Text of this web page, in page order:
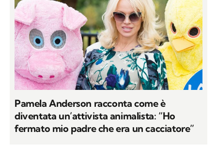
Pamela Anderson racconta come è
diventata un’attivista animalista: “Ho
fermato mio padre che era un cacciatore”